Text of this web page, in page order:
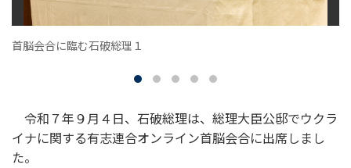
首脳会合に臨む石破総理１
令和７年９月４日、石破総理は、総理大臣公邸でウクラ
イナに関する有志連合オンライン首脳会合に出席しまし
た。